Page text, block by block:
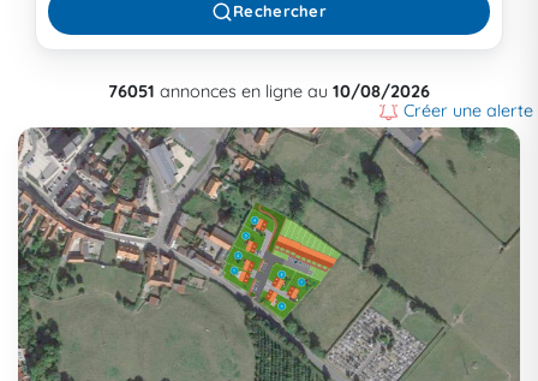
Rechercher
76051 annonces en ligne au 10/08/2026
Créer une alerte